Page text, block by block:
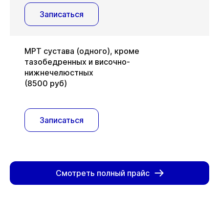
Записаться
МРТ сустава (одного), кроме
тазобедренных и височно-
нижнечелюстных
(8500 руб)
Записаться
Смотреть полный прайс